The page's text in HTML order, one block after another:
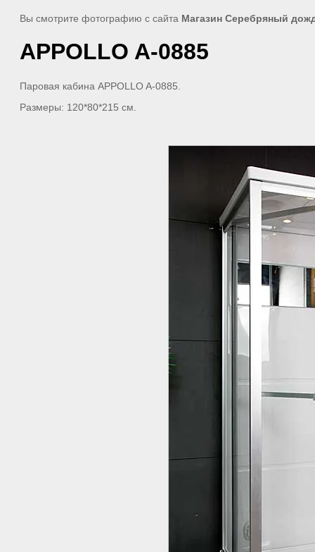
Вы смотрите фотографию с сайта Магазин Серебряный
APPOLLO A-0885
Паровая кабина APPOLLO A-0885.
Размеры: 120*80*215 см.